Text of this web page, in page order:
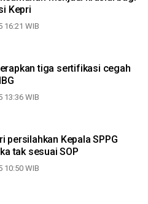
Kepri
16:21 WIB
tiga sertifikasi cegah
13:36 WIB
persilahkan Kepala SPPG
tak sesuai SOP
10:50 WIB